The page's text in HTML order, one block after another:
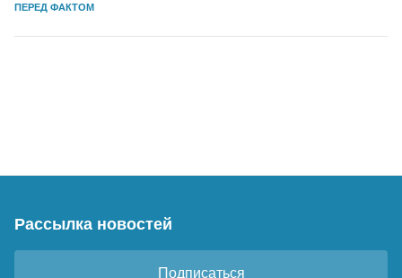
ПЕРЕД ФАКТОМ
Рассылка новостей
Подписаться